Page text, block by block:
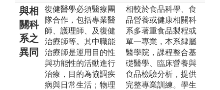
與相
關科
系之
異同
復健醫學必須醫療團
隊合作，包括專業醫
師、護理師、及復健
治療師等。其中職能
治療師是運用目的性
與功能性的活動進行
治療，目的為協調疾
病與日常生活；物理
相較於食品科學、食
品營養或健康相關科
系多著重食品製程或
單一專業，本系隸屬
醫學院，課程整合基
礎醫學、臨床營養與
食品檢驗分析，提供
完整專業訓練。學生